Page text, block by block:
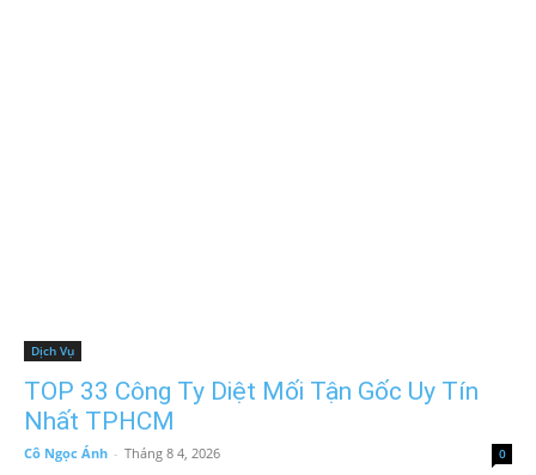
Dịch Vụ
TOP 33 Công Ty Diệt Mối Tận Gốc Uy Tín
Nhất TPHCM
Cô Ngọc Ánh - Tháng 8 4, 2026 0